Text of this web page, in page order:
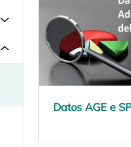
Datos AGE e
opens in a new